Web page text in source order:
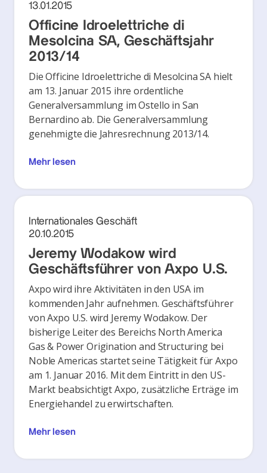
13.01.2015
Officine Idroelettriche di
Mesolcina SA, Geschäftsjahr
2013/14
Die Officine Idroelettriche di Mesolcina SA hielt
am 13. Januar 2015 ihre ordentliche
Generalversammlung im Ostello in San
Bernardino ab. Die Generalversammlung
genehmigte die Jahresrechnung 2013/14.
Mehr lesen
Internationales Geschäft
20.10.2015
Jeremy Wodakow wird
Geschäftsführer von Axpo U.S.
Axpo wird ihre Aktivitäten in den USA im
kommenden Jahr aufnehmen. Geschäftsführer
von Axpo U.S. wird Jeremy Wodakow. Der
bisherige Leiter des Bereichs North America
Gas & Power Origination and Structuring bei
Noble Americas startet seine Tätigkeit für Axpo
am 1. Januar 2016. Mit dem Eintritt in den US-
Markt beabsichtigt Axpo, zusätzliche Erträge im
Energiehandel zu erwirtschaften.
Mehr lesen